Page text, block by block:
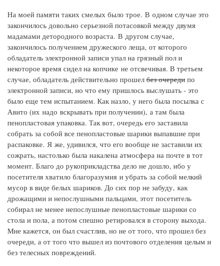
На моей памяти таких смелых было трое. В одном случае это
закончилось довольно серьезной потасовкой между двумя
мадамами детородного возраста. В другом случае,
закончилось получением дружеского леща, от которого
обладатель электронной записи упал на грязный пол и
некоторое время сидел на копчике не отсвечивая. В третьем
случае, обладатель действительно прошел без очереди по
электронной записи, но что ему пришлось выслушать - это
было еще тем испытанием. Как назло, у него была посылка с
Авито (их надо вскрывать при получении), а там была
пенопластовая упаковка. Так вот, очередь его заставила
собрать за собой все пенопластовые шарики выпавшие при
распаковке. Я же, удивился, что его вообще не заставили их
сожрать, настолько была накалена атмосфера на почте в тот
момент. Благо до рукоприкладства дело не дошло, ибо у
посетителя хватило благоразумия и убрать за собой мелкий
мусор в виде белых шариков. До сих пор не забуду, как
дрожащими и непослушными пальцами, этот посетитель
собирал не менее непослушные пенопластовые шарики со
стола и пола, а потом спешно ретировался в сторону выхода.
Мне кажется, он был счастлив, но не от того, что прошел без
очереди, а от того что вышел из почтового отделения целым и
без телесных повреждений.